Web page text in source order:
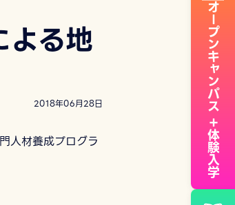
る地
2018年06月28日
人材養成プログラ
オープンキャンパス
＋体験入学